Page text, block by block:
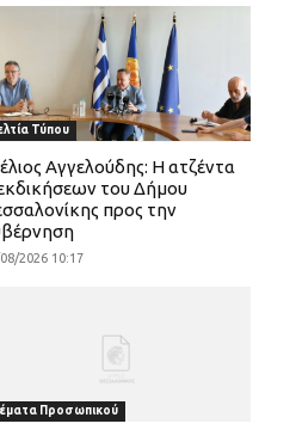
Τύπου
Αγγελούδης: Η ατζέντα
του Δήμου
προς την
2026 10:17
Προσωπικού